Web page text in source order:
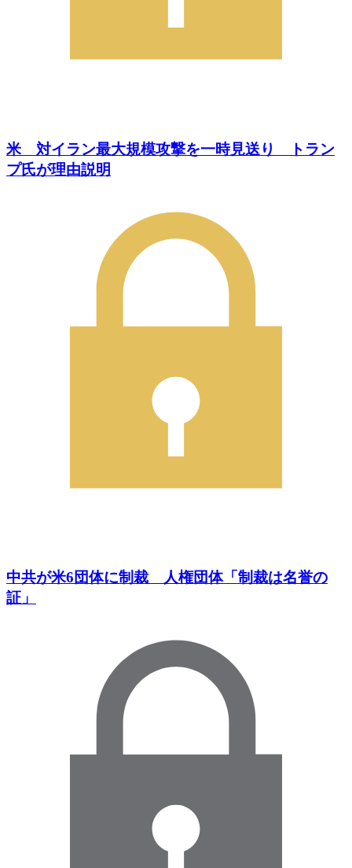
米 対イラン最大規模攻撃を一時見送り トラン
プ氏が理由説明
中共が米6団体に制裁 人権団体「制裁は名誉の
証」